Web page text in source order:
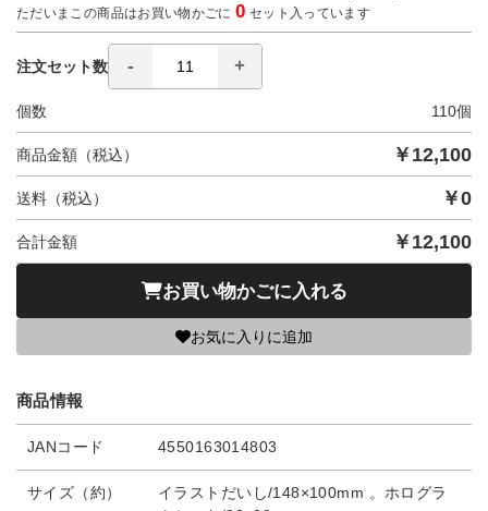
ただいまこの商品はお買い物かごに0 セット入っています
注文セット数
個数 110個
商品金額（税込） ￥ 12,100
送料（税込） ￥0
合計金額 ￥ 12,100
お買い物かごに入れる
お気に入りに追加
商品情報
JANコード 4550163014803
サイズ（約）
イラストだいし/148×100mm 。ホログラ